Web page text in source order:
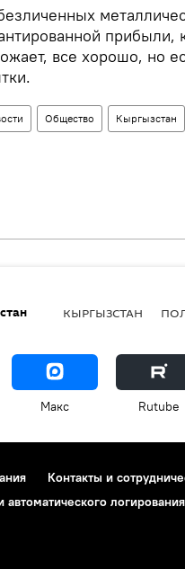
прибыли,
все хорошо, но
Общество Кыргызстан
КЫРГЫЗСТАН
Макс Rutube
Контакты и
логирования